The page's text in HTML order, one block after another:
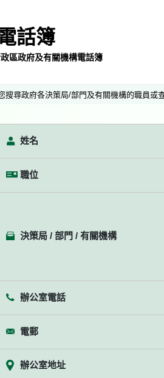
話簿
區政府及有關機構電話簿
搜尋政府各決策局/部門及有關機構的職員或
姓名
職位
決策局 / 部門 / 有關機構
辦公室電話
電郵
辦公室地址